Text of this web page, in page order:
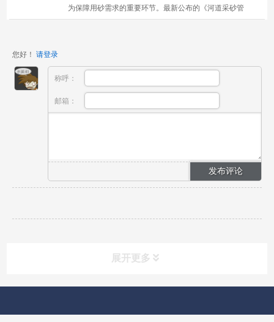
为保障用砂需求的重要环节。最新公布的《河道采砂管
您好！ 请登录
称呼：
邮箱：
展开更多